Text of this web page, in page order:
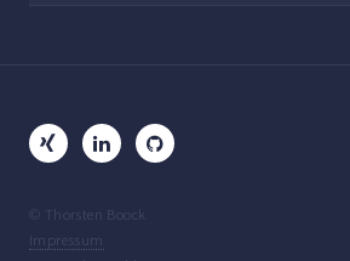
© Thorsten Boock
Impressum